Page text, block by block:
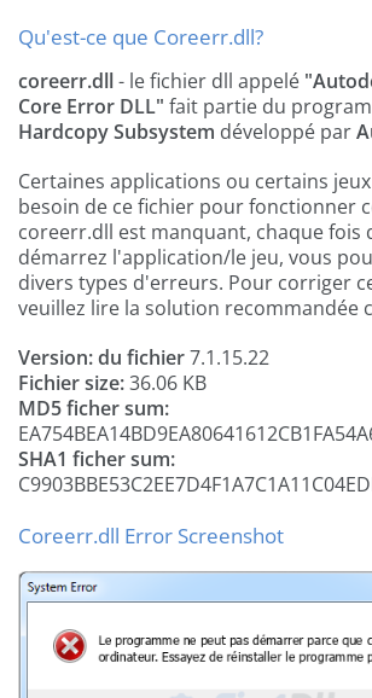
Qu'est-ce que Coreerr.dll?
coreerr.dll- le fichier dll appelé
Core Error DLL" fait partie du
Hardcopy Subsystem développé par
Certaines applications ou certains
besoin de ce fichier pour fonctionner
coreerr.dll est manquant, chaque fois
démarrez l'application/le jeu, vous
divers types d'erreurs. Pour corriger
veuillez lire la solution recommandée
Version: du fichier7.1.15.22
Fichier size:36.06 KB
MD5 ficher sum:
SHA1 ficher sum:
Coreerr.dll Error Screenshot